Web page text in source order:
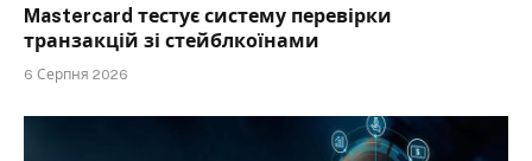
Mastercard тестує систему перевірки
транзакцій зі стейблкоїнами
6 Серпня 2026